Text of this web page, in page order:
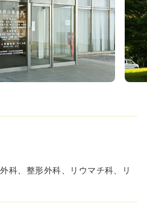
科、整形外科、リウマチ科、リ